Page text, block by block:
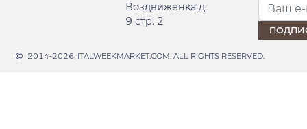
Воздвиженка д.
9 стр. 2
2014-2026, ITALWEEKMARKET.COM. ALL RIGHTS RESERVED.